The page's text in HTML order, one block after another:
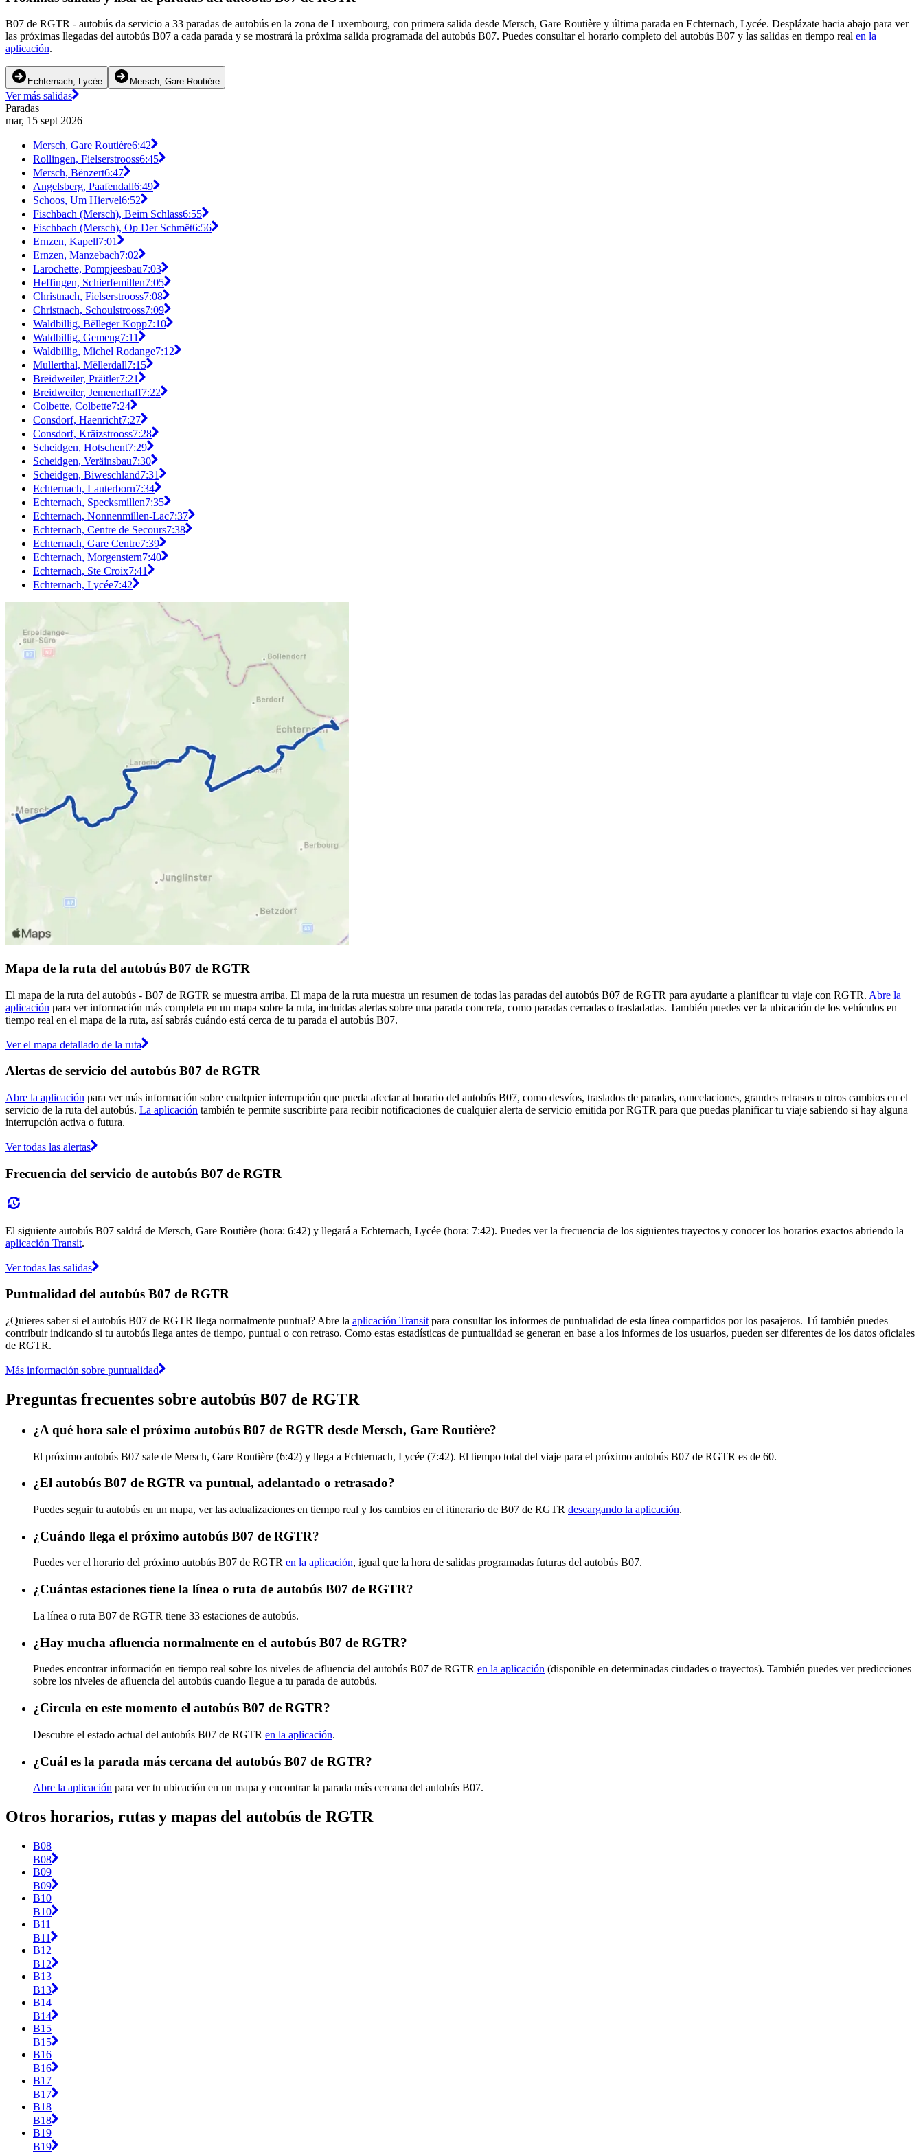
B07 de RGTR - autobús da servicio a 33 paradas de autobús en la zona de Luxembourg, con primera salida desde Mersch, Gare Routière y última parada en Echternach, Lycée. Desplázate hacia abajo para ver
las próximas llegadas del autobús B07 a cada parada y se mostrará la próxima salida programada del autobús B07. Puedes consultar el horario completo del autobús B07 y las salidas en tiempo real en la
aplicación.
Echternach, Lycée Mersch, Gare Routière
Ver más salidas
Paradas
mar, 15 sept 2026
Mersch, Gare Routière6:42
Rollingen, Fielserstrooss6:45
Mersch, Bënzert6:47
Angelsberg, Paafendall6:49
Schoos, Um Hiervel6:52
Fischbach (Mersch), Beim Schlass6:55
Fischbach (Mersch), Op Der Schmët6:56
Ernzen, Kapell7:01
Ernzen, Manzebach7:02
Larochette, Pompjeesbau7:03
Heffingen, Schierfemillen7:05
Christnach, Fielserstrooss7:08
Christnach, Schoulstrooss7:09
Waldbillig, Bëlleger Kopp7:10
Waldbillig, Gemeng7:11
Waldbillig, Michel Rodange7:12
Mullerthal, Mëllerdall7:15
Breidweiler, Präitler7:21
Breidweiler, Jemenerhaff7:22
Colbette, Colbette7:24
Consdorf, Haenricht7:27
Consdorf, Kräizstrooss7:28
Scheidgen, Hotschent7:29
Scheidgen, Veräinsbau7:30
Scheidgen, Biweschland7:31
Echternach, Lauterborn7:34
Echternach, Specksmillen7:35
Echternach, Nonnenmillen-Lac7:37
Echternach, Centre de Secours7:38
Echternach, Gare Centre7:39
Echternach, Morgenstern7:40
Echternach, Ste Croix7:41
Echternach, Lycée7:42
Mapa de la ruta del autobús B07 de RGTR
El mapa de la ruta del autobús - B07 de RGTR se muestra arriba. El mapa de la ruta muestra un resumen de todas las paradas del autobús B07 de RGTR para ayudarte a planificar tu viaje con RGTR. Abre la
aplicación para ver información más completa en un mapa sobre la ruta, incluidas alertas sobre una parada concreta, como paradas cerradas o trasladadas. También puedes ver la ubicación de los vehículos en
tiempo real en el mapa de la ruta, así sabrás cuándo está cerca de tu parada el autobús B07.
Ver el mapa detallado de la ruta
Alertas de servicio del autobús B07 de RGTR
Abre la aplicación para ver más información sobre cualquier interrupción que pueda afectar al horario del autobús B07, como desvíos, traslados de paradas, cancelaciones, grandes retrasos u otros cambios en el
servicio de la ruta del autobús. La aplicación también te permite suscribirte para recibir notificaciones de cualquier alerta de servicio emitida por RGTR para que puedas planificar tu viaje sabiendo si hay alguna
interrupción activa o futura.
Ver todas las alertas
Frecuencia del servicio de autobús B07 de RGTR
El siguiente autobús B07 saldrá de Mersch, Gare Routière (hora: 6:42) y llegará a Echternach, Lycée (hora: 7:42). Puedes ver la frecuencia de los siguientes trayectos y conocer los horarios exactos abriendo la
aplicación Transit.
Ver todas las salidas
Puntualidad del autobús B07 de RGTR
¿Quieres saber si el autobús B07 de RGTR llega normalmente puntual? Abre la aplicación Transit para consultar los informes de puntualidad de esta línea compartidos por los pasajeros. Tú también puedes
contribuir indicando si tu autobús llega antes de tiempo, puntual o con retraso. Como estas estadísticas de puntualidad se generan en base a los informes de los usuarios, pueden ser diferentes de los datos oficiales
de RGTR.
Más información sobre puntualidad
Preguntas frecuentes sobre autobús B07 de RGTR
¿A qué hora sale el próximo autobús B07 de RGTR desde Mersch, Gare Routière?
El próximo autobús B07 sale de Mersch, Gare Routière (6:42) y llega a Echternach, Lycée (7:42). El tiempo total del viaje para el próximo autobús B07 de RGTR es de 60.
¿El autobús B07 de RGTR va puntual, adelantado o retrasado?
Puedes seguir tu autobús en un mapa, ver las actualizaciones en tiempo real y los cambios en el itinerario de B07 de RGTR descargando la aplicación.
¿Cuándo llega el próximo autobús B07 de RGTR?
Puedes ver el horario del próximo autobús B07 de RGTR en la aplicación, igual que la hora de salidas programadas futuras del autobús B07.
¿Cuántas estaciones tiene la línea o ruta de autobús B07 de RGTR?
La línea o ruta B07 de RGTR tiene 33 estaciones de autobús.
¿Hay mucha afluencia normalmente en el autobús B07 de RGTR?
Puedes encontrar información en tiempo real sobre los niveles de afluencia del autobús B07 de RGTR en la aplicación (disponible en determinadas ciudades o trayectos). También puedes ver predicciones
sobre los niveles de afluencia del autobús cuando llegue a tu parada de autobús.
¿Circula en este momento el autobús B07 de RGTR?
Descubre el estado actual del autobús B07 de RGTR en la aplicación.
¿Cuál es la parada más cercana del autobús B07 de RGTR?
Abre la aplicación para ver tu ubicación en un mapa y encontrar la parada más cercana del autobús B07.
Otros horarios, rutas y mapas del autobús de RGTR
B08
B08
B09
B09
B10
B10
B11
B11
B12
B12
B13
B13
B14
B14
B15
B15
B16
B16
B17
B17
B18
B18
B19
B19